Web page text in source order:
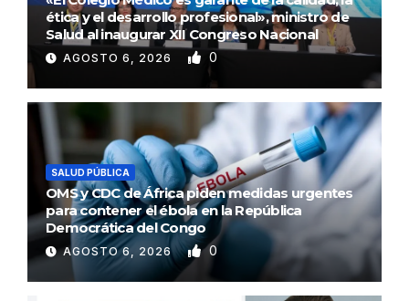
ética y el desarrollo profesional», ministro de
Salud al inaugurar XII Congreso Nacional
AGOSTO 6, 2026 0
SALUD PÚBLICA
OMS y CDC de África piden medidas urgentes
para contener el ébola en la República
Democrática del Congo
AGOSTO 6, 2026 0